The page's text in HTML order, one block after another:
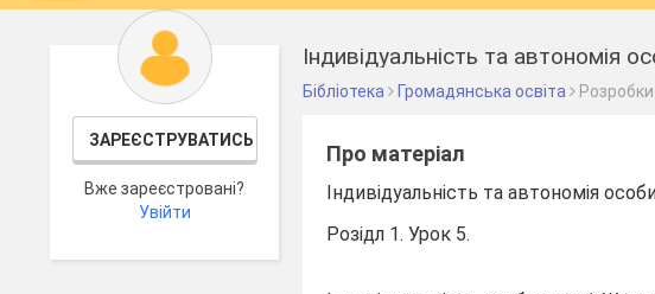
ЗАРЕЄСТРУВАТИСЬ
Вже зареєстровані?
Увійти
Індивідуальність та автономія
Бібліотека Громадянська освіта Розробки
Про матеріал
Індивідуальність та автономія
Розідл 1. Урок 5.